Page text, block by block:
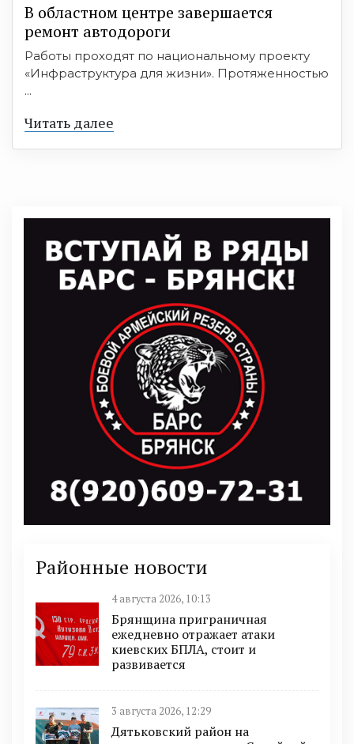
В областном центре завершается
ремонт автодороги
Работы проходят по национальному проекту
«Инфраструктура для жизни». Протяженностью
...
Читать далее
Районные новости
4 августа 2026, 10:13
Брянщина приграничная
ежедневно отражает атаки
киевских БПЛА, стоит и
развивается
3 августа 2026, 12:29
Дятьковский район на